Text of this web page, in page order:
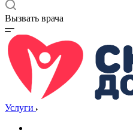
Вызвать врача
Услуги